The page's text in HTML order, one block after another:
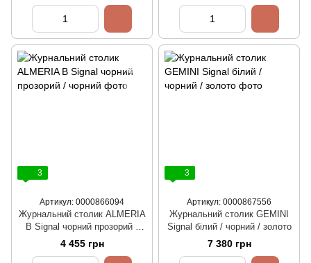
3
Артикул: 0000866094
Журнальний столик ALMERIA
B Signal чорний прозорий /
чорний
4 455 грн
3
Артикул: 0000867556
Журнальний столик GEMINI
Signal білий / чорний / золото
7 380 грн